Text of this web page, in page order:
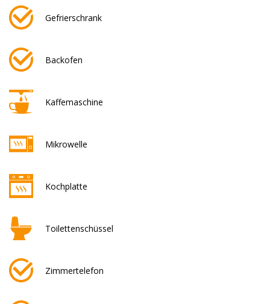
Gefrierschrank
Backofen
Kaffemaschine
Mikrowelle
Kochplatte
Toilettenschüssel
Zimmertelefon